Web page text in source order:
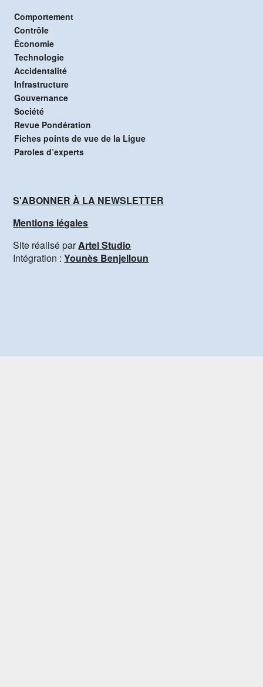
Comportement
Contrôle
Économie
Technologie
Accidentalité
Infrastructure
Gouvernance
Société
Revue Pondération
Fiches points de vue de la Ligue
Paroles d’experts
S'ABONNER À LA NEWSLETTER
Mentions légales
Site réalisé parArtel Studio
Intégration :Younès Benjelloun